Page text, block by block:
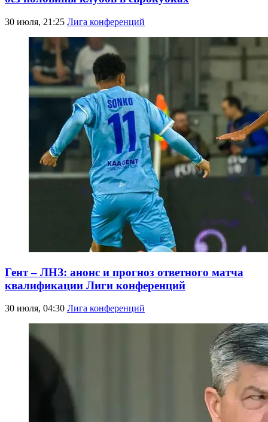
30 июля, 21:25 Лига конференций
Гент – ЛНЗ: анонс и прогноз ответного матча
квалификации Лиги конференций
30 июля, 04:30 Лига конференций